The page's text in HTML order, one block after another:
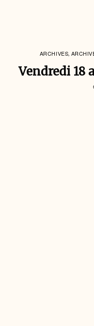
ARCHIVES,
Vendredi 18